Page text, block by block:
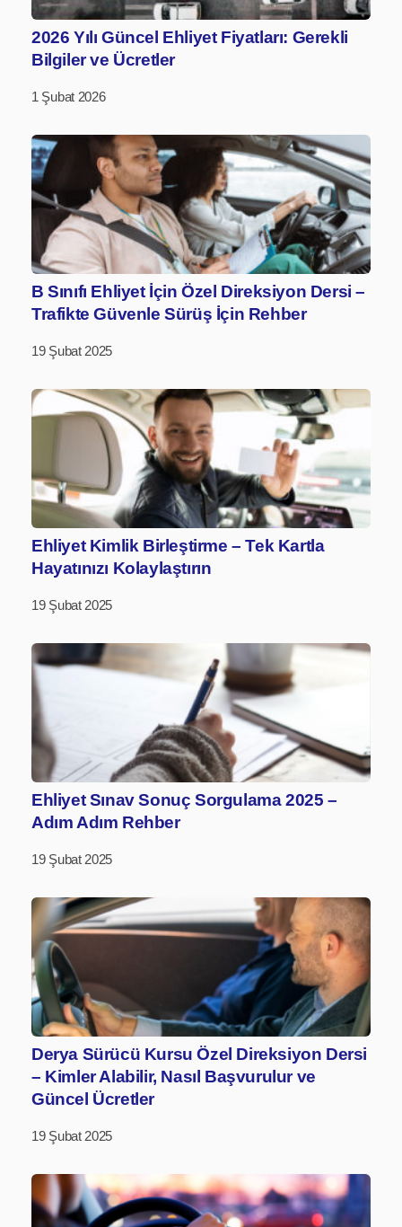
2026 Yılı Güncel Ehliyet Fiyatları: Gerekli
Bilgiler ve Ücretler
1 Şubat 2026
B Sınıfı Ehliyet İçin Özel Direksiyon Dersi –
Trafikte Güvenle Sürüş İçin Rehber
19 Şubat 2025
Ehliyet Kimlik Birleştirme – Tek Kartla
Hayatınızı Kolaylaştırın
19 Şubat 2025
Ehliyet Sınav Sonuç Sorgulama 2025 –
Adım Adım Rehber
19 Şubat 2025
Derya Sürücü Kursu Özel Direksiyon Dersi
– Kimler Alabilir, Nasıl Başvurulur ve
Güncel Ücretler
19 Şubat 2025